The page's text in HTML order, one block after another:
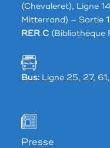
(Chevaleret), Ligne
Mitterrand) – Sortie 1
RER C(Bibliothèque
Bus:Ligne 25, 27,
Presse